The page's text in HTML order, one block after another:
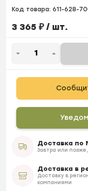
Код товара: 611-628-
3 365 ₽/ шт.
Доставка по
Завтра или позже,
Доставка в
Доставку в
компаниями